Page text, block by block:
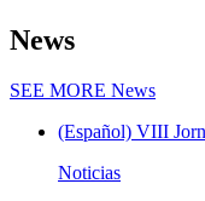
News
SEE MORE News
(Español) VIII
Noticias